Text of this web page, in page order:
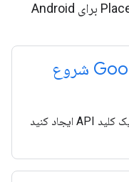
ساختن را با ویژگی‌های متداول Places SDK برای Android
با پلتفرم Google Maps شروع
یک حساب کاربری ایجاد کنید، یک کلید API ایجاد کنید